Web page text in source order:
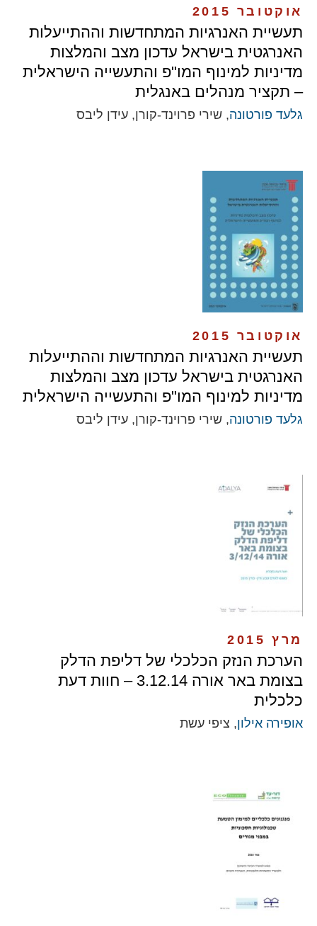
אוקטובר 2015
תעשיית האנרגיות המתחדשות וההתייעלות
האנרגטית בישראל עדכון מצב והמלצות
מדיניות למינוף המו"פ והתעשייה הישראלית
– תקציר מנהלים באנגלית
גלעד פורטונה, שירי פרוינד-קורן, עידן ליבס
אוקטובר 2015
תעשיית האנרגיות המתחדשות וההתייעלות
האנרגטית בישראל עדכון מצב והמלצות
מדיניות למינוף המו"פ והתעשייה הישראלית
גלעד פורטונה, שירי פרוינד-קורן, עידן ליבס
מרץ 2015
הערכת הנזק הכלכלי של דליפת הדלק
בצומת באר אורה 3.12.14 – חוות דעת
כלכלית
אופירה אילון, ציפי עשת